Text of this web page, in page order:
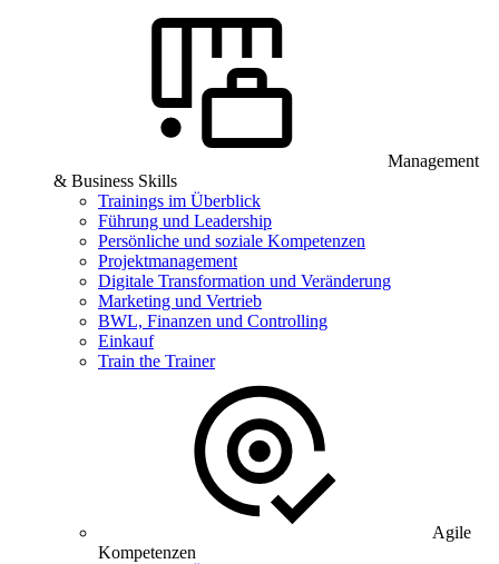
Management
& Business Skills
Trainings im Überblick
Führung und Leadership
Persönliche und soziale Kompetenzen
Projektmanagement
Digitale Transformation und Veränderung
Marketing und Vertrieb
BWL, Finanzen und Controlling
Einkauf
Train the Trainer
Agile
Kompetenzen